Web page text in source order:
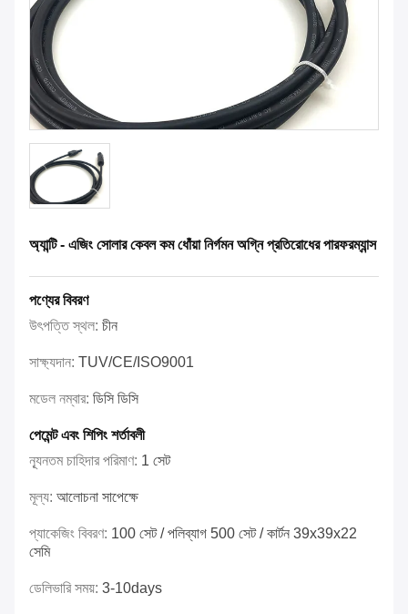
অ্যান্টি - এজিং সোলার কেবল কম ধোঁয়া নির্গমন অগ্নি প্রতিরোধের পারফরম্যান্স
পণ্যের বিবরণ
উৎপত্তি স্থল: চীন
সাক্ষ্যদান: TUV/CE/ISO9001
মডেল নম্বার: ডিসি ডিসি
পেমেন্ট এবং শিপিং শর্তাবলী
ন্যূনতম চাহিদার পরিমাণ: 1 সেট
মূল্য: আলোচনা সাপেক্ষে
প্যাকেজিং বিবরণ: 100 সেট / পলিব্যাগ 500 সেট / কার্টন 39x39x22
সেমি
ডেলিভারি সময়: 3-10days